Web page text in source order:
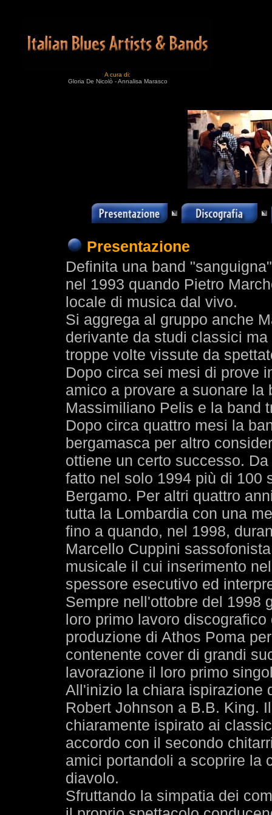
A cura di:
Gloria De Nicolò - Annalisa Marasco
Presentazione
Definita una band
nel 1993 quando Pietro
locale di musica dal vivo.
Si aggrega al gruppo anche
derivante da studi classici
troppe volte vissute da
Dopo circa sei mesi di prove
amico a provare a suonare
Massimiliano Pelis e la band
Dopo circa quattro mesi la
bergamasca per altro
ottiene un certo successo.
fatto nel solo 1994 più di 100
Bergamo. Per altri quattro
tutta la Lombardia con una
fino a quando, nel 1998,
Marcello Cuppini
musicale il cui inserimento
spessore esecutivo ed
Sempre nell'ottobre del 1998
loro primo lavoro
produzione di Athos Poma
contenente cover di grandi
lavorazione il loro primo
All'inizio la chiara ispirazione
Robert Johnson a B.B. King.
chiaramente ispirato ai
accordo con il secondo
amici portandoli a scoprire la
diavolo.
Sfruttando la simpatia dei